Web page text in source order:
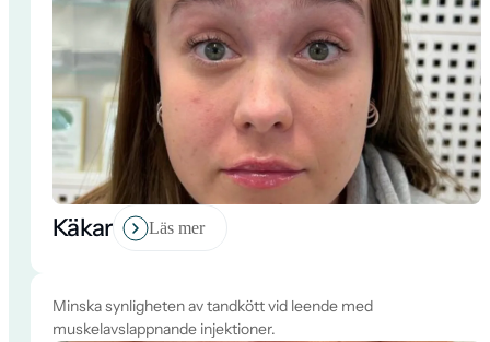
Käkar Läs mer
Minska synligheten av tandkött vid leende med
muskelavslappnande injektioner.